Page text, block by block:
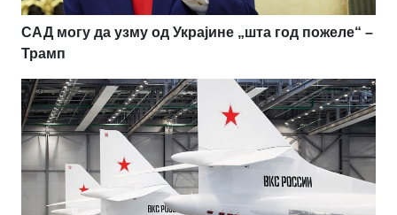
САД могу да узму од Украјине „шта год пожеле“ –
Трамп